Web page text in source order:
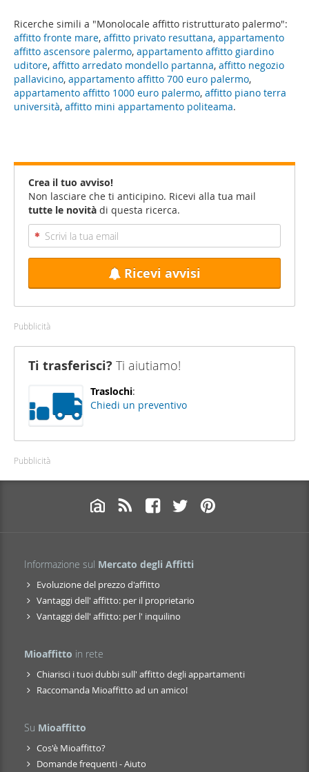
Ricerche simili a "Monolocale affitto ristrutturato palermo":
affitto fronte mare, affitto privato resuttana, appartamento
affitto ascensore palermo, appartamento affitto giardino
uditore, affitto arredato mondello partanna, affitto negozio
pallavicino, appartamento affitto 700 euro palermo,
appartamento affitto 1000 euro palermo, affitto piano terra
università, affitto mini appartamento politeama.
Crea il tuo avviso!
Non lasciare che ti anticipino. Ricevi alla tua mail
tutte le novità di questa ricerca.
Ricevi avvisi
Pubblicità
Ti trasferisci? Ti aiutiamo!
Traslochi:
Chiedi un preventivo
Pubblicità
Informazione sul Mercato degli Affitti
Evoluzione del prezzo d'affitto
Vantaggi dell' affitto: per il proprietario
Vantaggi dell' affitto: per l' inquilino
Mioaffitto in rete
Chiarisci i tuoi dubbi sull' affitto degli appartamenti
Raccomanda Mioaffitto ad un amico!
Su Mioaffitto
Cos'è Mioaffitto?
Domande frequenti - Aiuto